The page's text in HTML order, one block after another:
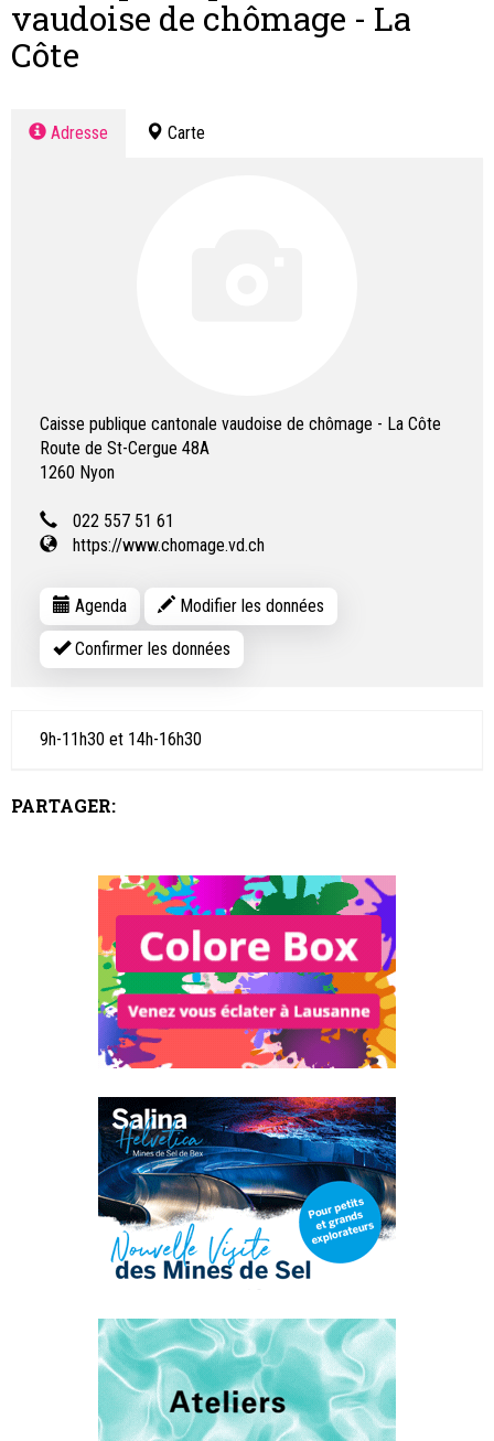
vaudoise de chômage - La
Côte
Adresse Carte
Caisse publique cantonale vaudoise de chômage - La Côte
Route de St-Cergue 48A
1260 Nyon
022 557 51 61
https://www.chomage.vd.ch
Agenda Modifier les données
Confirmer les données
9h-11h30 et 14h-16h30
PARTAGER: